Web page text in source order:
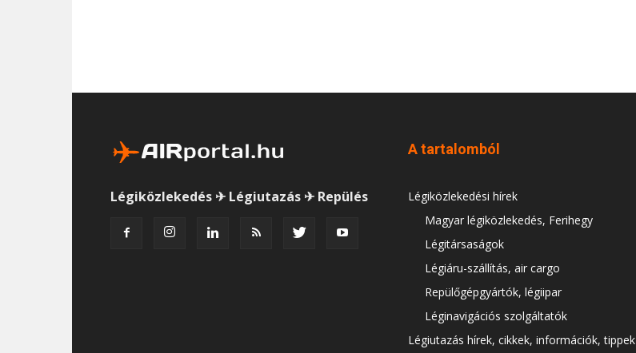
Légiközlekedés ✈ Légiutazás ✈ Repülés
A tartalomból
Légiközlekedési hírek
Magyar légiközlekedés, Ferihegy
Légitársaságok
Légiáru-szállítás, air cargo
Repülőgépgyártók, légiipar
Léginavigációs szolgáltatók
Légiutazás hírek, cikkek, információk, tippek